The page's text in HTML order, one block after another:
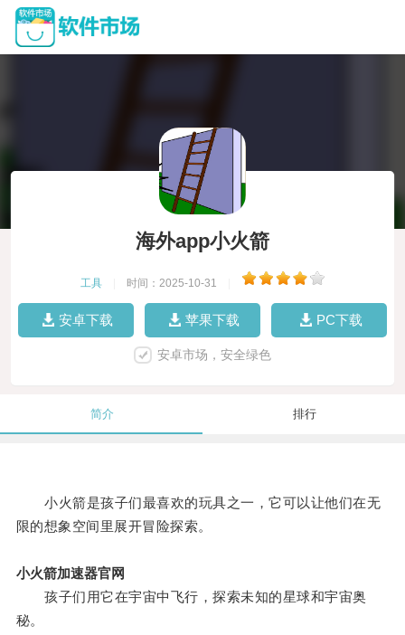
海外app小火箭
工具 时间：2025-10-31
安卓下载 苹果下载 PC下载
安卓市场，安全绿色
简介 排行
小火箭是孩子们最喜欢的玩具之一，它可以让他们在无
限的想象空间里展开冒险探索。
小火箭加速器官网
孩子们用它在宇宙中飞行，探索未知的星球和宇宙奥
秘。